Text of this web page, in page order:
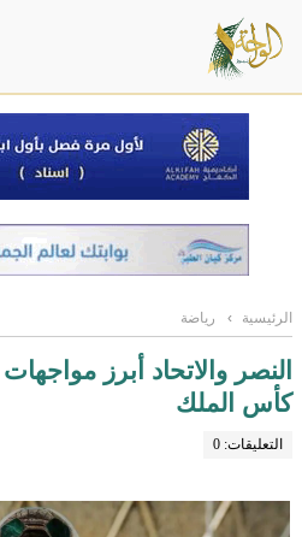
الرئيسية › رياضة
كأس الملك
التعليقات: 0